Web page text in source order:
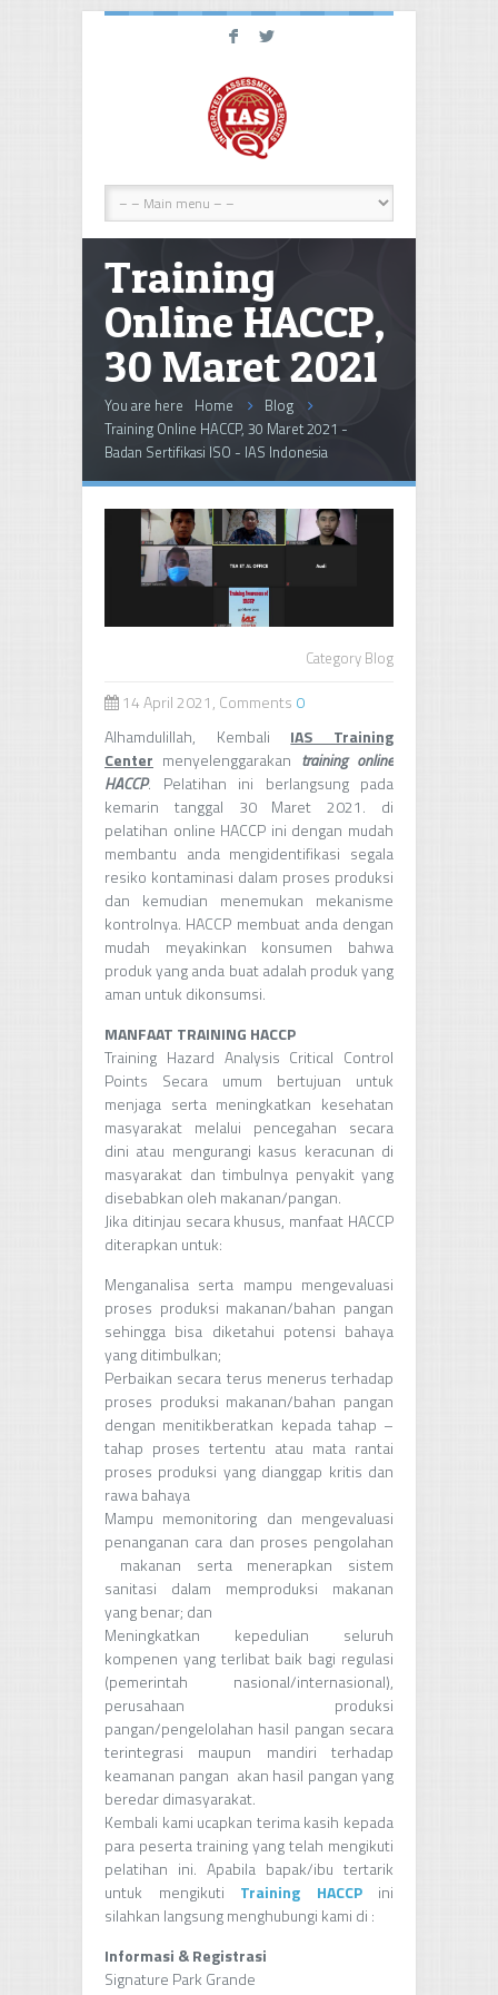
F L
Training
Online HACCP,
30 Maret 2021
You are here Home
Blog
Training Online HACCP, 30 Maret 2021 -
Badan Sertifikasi ISO - IAS Indonesia
Category Blog
14 April 2021, Comments 0
Alhamdulillah, Kembali IAS Training
Center menyelenggarakan training online
HACCP. Pelatihan ini berlangsung pada
kemarin tanggal 30 Maret 2021. di
pelatihan online HACCP ini dengan mudah
membantu anda mengidentifikasi segala
resiko kontaminasi dalam proses produksi
dan kemudian menemukan mekanisme
kontrolnya. HACCP membuat anda dengan
mudah meyakinkan konsumen bahwa
produk yang anda buat adalah produk yang
aman untuk dikonsumsi.
MANFAAT TRAINING HACCP
Training Hazard Analysis Critical Control
Points Secara umum bertujuan untuk
menjaga serta meningkatkan kesehatan
masyarakat melalui pencegahan secara
dini atau mengurangi kasus keracunan di
masyarakat dan timbulnya penyakit yang
disebabkan oleh makanan/pangan.
Jika ditinjau secara khusus, manfaat HACCP
diterapkan untuk:
Menganalisa serta mampu mengevaluasi
proses produksi makanan/bahan pangan
sehingga bisa diketahui potensi bahaya
yang ditimbulkan;
Perbaikan secara terus menerus terhadap
proses produksi makanan/bahan pangan
dengan menitikberatkan kepada tahap –
tahap proses tertentu atau mata rantai
proses produksi yang dianggap kritis dan
rawa bahaya
Mampu memonitoring dan mengevaluasi
penanganan cara dan proses pengolahan
makanan serta menerapkan sistem
sanitasi dalam memproduksi makanan
yang benar; dan
Meningkatkan kepedulian seluruh
kompenen yang terlibat baik bagi regulasi
(pemerintah nasional/internasional),
perusahaan produksi
pangan/pengelolahan hasil pangan secara
terintegrasi maupun mandiri terhadap
keamanan pangan akan hasil pangan yang
beredar dimasyarakat.
Kembali kami ucapkan terima kasih kepada
para peserta training yang telah mengikuti
pelatihan ini. Apabila bapak/ibu tertarik
untuk mengikuti Training HACCPini
silahkan langsung menghubungi kami di :
Informasi & Registrasi
Signature Park Grande